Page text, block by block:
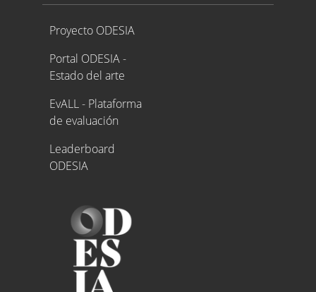
Proyecto ODESIA
Proyecto ODESIA
Portal ODESIA -
Estado del arte
EvALL - Plataforma
de evaluación
Leaderboard
ODESIA